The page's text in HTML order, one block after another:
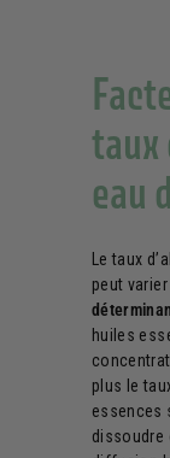
taux
eau
Le taux
peut
huiles
plus le
essences
dissoudre